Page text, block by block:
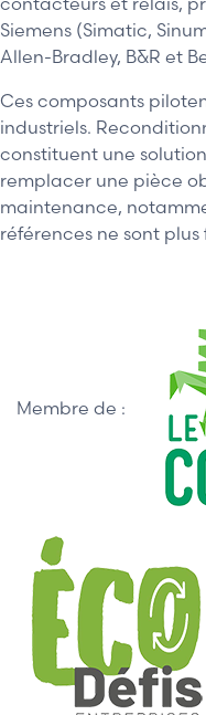
Siemens (Simatic,
Allen-Bradley, B&R et
Ces composants
industriels.
constituent une
remplacer une pièce
maintenance,
références ne sont
Membre de :